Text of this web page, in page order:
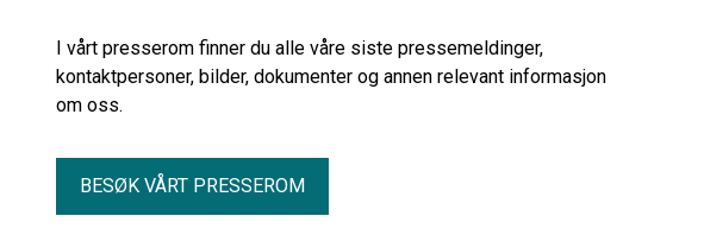
I vårt presserom finner du alle våre siste pressemeldinger,
kontaktpersoner, bilder, dokumenter og annen relevant informasjon
om oss.
BESØK VÅRT PRESSEROM